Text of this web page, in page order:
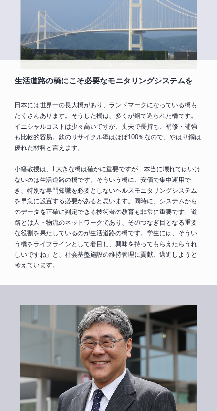
生活道路の橋にこそ必要なモニタリングシステムを
日本には世界一の長大橋があり、ランドマークになっている橋も
たくさんあります。そうした橋は、多くが鋼で造られた橋です。
イニシャルコストは少々高いですが、丈夫で長持ち、補修・補強
も比較的容易。鉄のリサイクル率はほぼ100％なので、やはり鋼は
優れた材料と言えます。
小幡教授は、｢大きな橋は確かに重要ですが、本当に壊れてはいけ
ないのは生活道路の橋です。そういう橋に、安価で集中運用で
き、特別な専門知識を必要としないヘルスモニタリングシステム
を早急に設置する必要があると思います。同時に、システムから
のデータを正確に判定できる技術者の教育も非常に重要です。道
路とは人・物流のネットワークであり、そのつなぎ目となる重要
な役割を果たしているのが生活道路の橋です。学生には、そうい
う橋をライフラインとして着目し、興味を持ってもらえたらうれ
しいですね」と、社会基盤施設の維持管理に貢献、邁進しようと
考えています。